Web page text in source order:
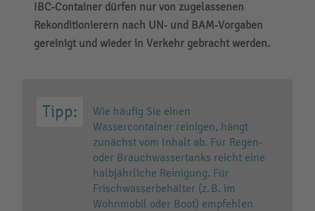
IBC‑Container dürfen nur von zugelassenen
Rekonditionierern nach UN‑ und BAM‑Vorgaben
gereinigt und wieder in Verkehr gebracht werden.
Wie häufig Sie einen
Wassercontainer reinigen, hängt
zunächst vom Inhalt ab. Für Regen‑
oder Brauchwassertanks reicht eine
halbjährliche Reinigung. Für
Frischwasserbehälter (z. B. im
Wohnmobil oder Boot) empfehlen